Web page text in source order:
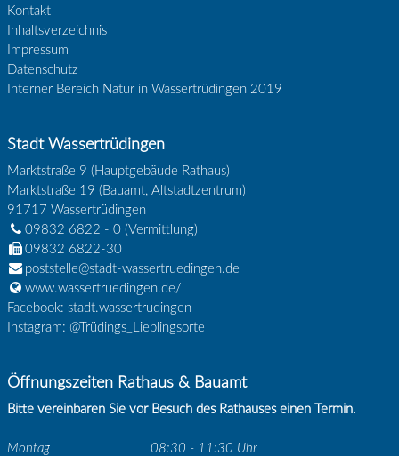
Kontakt
Inhaltsverzeichnis
Impressum
Datenschutz
Interner Bereich Natur in Wassertrüdingen 2019
Stadt Wassertrüdingen
Marktstraße 9 (Hauptgebäude Rathaus)
Marktstraße 19 (Bauamt, Altstadtzentrum)
91717 Wassertrüdingen
09832 6822 - 0(Vermittlung)
09832 6822-30
poststelle@stadt-wassertruedingen.de
www.wassertruedingen.de/
Facebook: stadt.wassertrudingen
Instagram: @Trüdings_Lieblingsorte
Öffnungszeiten Rathaus & Bauamt
Bitte vereinbaren Sie vor Besuch des Rathauses einen Termin.
Montag
08:30 - 11:30 Uhr